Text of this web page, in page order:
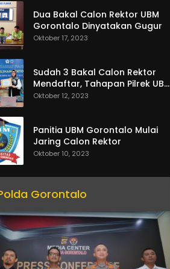
Dua Bakal Calon Rektor UBM
Gorontalo Dinyatakan Gugur
Oktober 17, 2023
Sudah 3 Bakal Calon Rektor
Mendaftar, Tahapan Pilrek UBM
Gorontalo Makin Seru
Oktober 12, 2023
Panitia UBM Gorontalo Mulai
Jaring Calon Rektor
Oktober 10, 2023
Gorontalo